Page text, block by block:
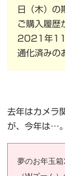
日（木）の
ご購入履歴
2021年11
通化済みの
去年はカメラ
が、今年は…。
夢のお年玉